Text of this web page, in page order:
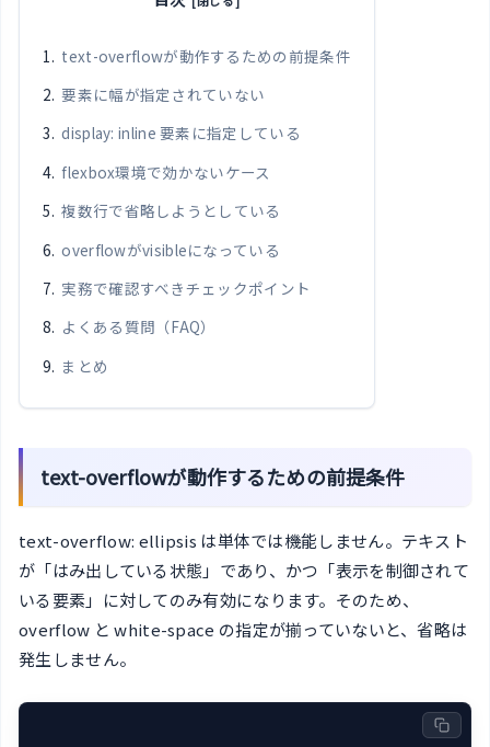
text-overflowが動作するための前提条件
要素に幅が指定されていない
display: inline 要素に指定している
flexbox環境で効かないケース
複数行で省略しようとしている
overflowがvisibleになっている
実務で確認すべきチェックポイント
よくある質問（FAQ）
まとめ
text-overflowが動作するための前提条件
text-overflow: ellipsis は単体では機能しません。テキスト
が「はみ出している状態」であり、かつ「表示を制御されて
いる要素」に対してのみ有効になります。そのため、
overflow と white-space の指定が揃っていないと、省略は
発生しません。